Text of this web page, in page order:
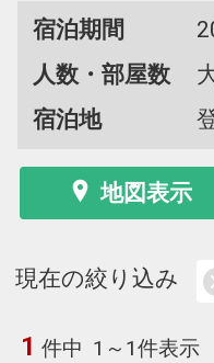
宿泊期間
人数・部屋数
宿泊地
地図表示
現在の絞り込み
1 件中 1～1件表示